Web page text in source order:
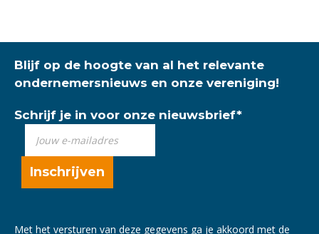
Blijf op de hoogte van al het relevante
ondernemersnieuws en onze vereniging!
Schrijf je in voor onze nieuwsbrief*
Met het versturen van deze gegevens ga je akkoord met de